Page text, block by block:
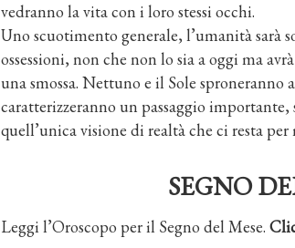
vedranno la vita con i loro stessi occhi.
Uno scuotimento generale, l’umanità sarà
ossessioni, non che non lo sia a oggi ma
una smossa. Nettuno e il Sole
caratterizzeranno un passaggio
quell’unica visione di realtà che ci resta per
SEGNO
Leggi l’Oroscopo per il Segno del Mese.